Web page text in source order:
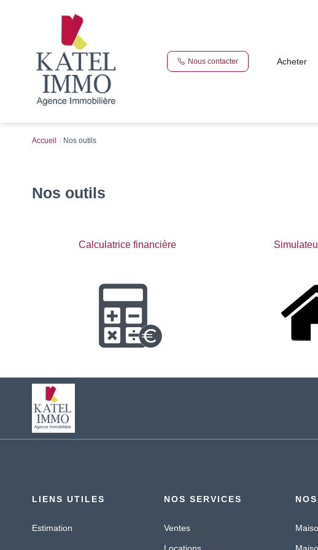
Nous contacter Acheter
Accueil Nos outils
Nos outils
Calculatrice financière
LIENS UTILES
Estimation
NOS SERVICES
Ventes